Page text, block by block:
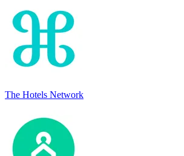
The Hotels Network